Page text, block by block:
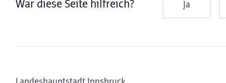
War diese Seite hilfreich? Ja